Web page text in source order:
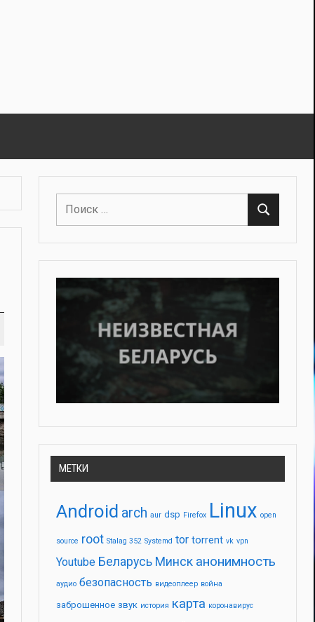
Поиск
Поиск
МЕТКИ
Android arch aur dsp Firefox Linux open
source root Stalag 352 Systemd tor torrent vk vpn
Youtube Беларусь Минск анонимность
аудио безопасность видеоплеер война
заброшенное звук история карта коронавирус